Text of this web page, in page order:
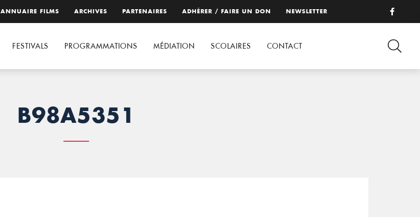
ANNUAIRE FILMS ARCHIVES PARTENAIRES ADHÉRER / FAIRE UN DON NEWSLETTER
FESTIVALS PROGRAMMATIONS MÉDIATION SCOLAIRES CONTACT
B98A5351